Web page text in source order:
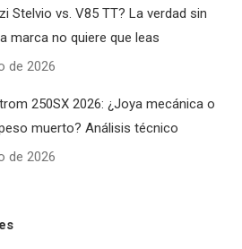
Stelvio vs. V85 TT? La verdad sin
marca no quiere que leas
de 2026
250SX 2026: ¿Joya mecánica o
muerto? Análisis técnico
de 2026